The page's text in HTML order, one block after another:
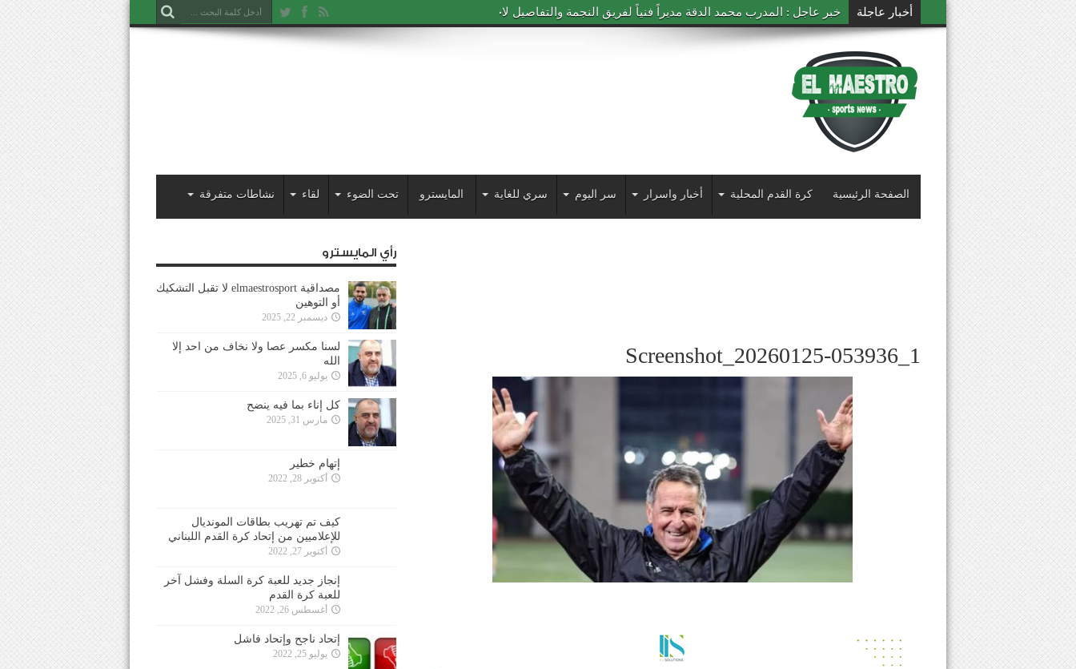
أخبار عاجلة خبر عاجل : المدرب محمد الدقة مديراً فنياً لفريق النجمة والتفاصيل لاحقاً
الصفحة الرئيسية كرة القدم المحلية أخبار واسرار سر اليوم سري للغاية المايسترو تحت الضوء لقاء نشاطات متفرقة
Screenshot_20260125-053936_1
رأي المايسترو
مصداقية elmaestrosport لا تقبل التشكيك
أو التوهين
ديسمبر 22, 2025
لسنا مكسر عصا ولا نخاف من احد إلا
الله
يوليو 6, 2025
كل إناء بما فيه ينضح
مارس 31, 2025
إتهام خطير
أكتوبر 28, 2022
كيف تم تهريب بطاقات المونديال
للإعلاميين من إتحاد كرة القدم اللبناني
أكتوبر 27, 2022
إنجاز جديد للعبة كرة السلة وفشل آخر
للعبة كرة القدم
أغسطس 26, 2022
إتحاد ناجح وإتحاد فاشل
يوليو 25, 2022